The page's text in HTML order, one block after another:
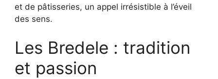
et de pâtisseries, un appel irrésistible à l’éveil
des sens.
Les Bredele : tradition
et passion